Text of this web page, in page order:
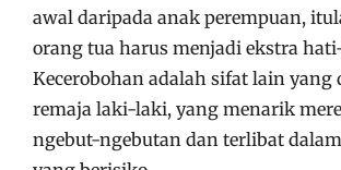
awal daripada anak perempuan,
orang tua harus menjadi ekstra
Kecerobohan adalah sifat lain
remaja laki-laki, yang menarik
ngebut-ngebutan dan terlibat